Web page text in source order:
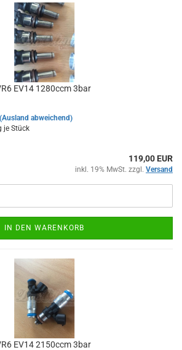
EV14 1280ccm 3bar
(Ausland abweichend)
je Stück
119,00 EUR
inkl. 19% MwSt. zzgl. Versand
IN DEN WARENKORB
EV14 2150ccm 3bar